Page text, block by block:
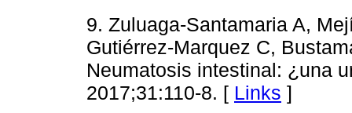
9. Zuluaga-Santamaria A,
Gutiérrez-Marquez C,
Neumatosis intestinal: ¿una
2017;31:110-8. [ Links ]